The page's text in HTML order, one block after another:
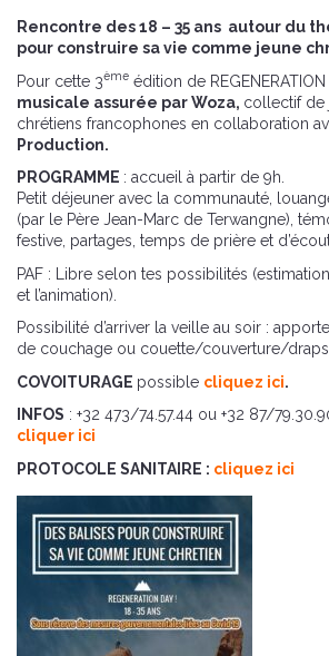
Rencontre des 18 – 35 ans autour du
pour construire sa vie comme jeune
Pour cette 3ème édition de REGENERATION
musicale assurée par Woza, collectif de
chrétiens francophones en collaboration
Production.
PROGRAMME : accueil à partir de 9h.
Petit déjeuner avec la communauté,
(par le Père Jean-Marc de Terwangne),
festive, partages, temps de prière et
PAF : Libre selon tes possibilités
et l’animation).
Possibilité d’arriver la veille au soir :
de couchage ou couette/couverture/draps
COVOITURAGE possible cliquez ici.
INFOS : +32 473/74.57.44 ou +32 87/
cliquer ici
PROTOCOLE SANITAIRE : cliquez ici